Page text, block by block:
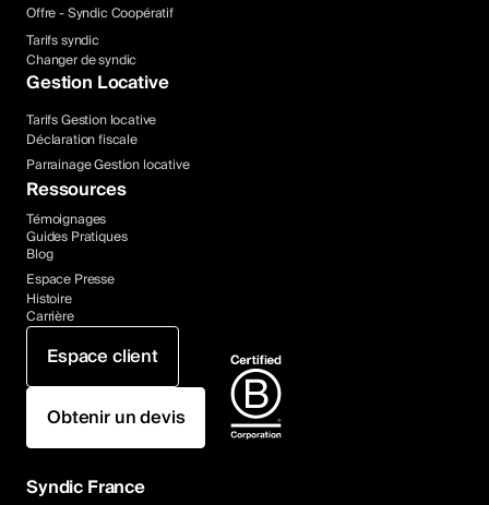
Offre - Syndic Coopératif
Tarifs syndic
Changer de syndic
Gestion Locative
Tarifs Gestion locative
Déclaration fiscale
Parrainage Gestion locative
Ressources
Témoignages
Guides Pratiques
Blog
Espace Presse
Histoire
Carrière
Espace client
Obtenir un devis
Syndic France